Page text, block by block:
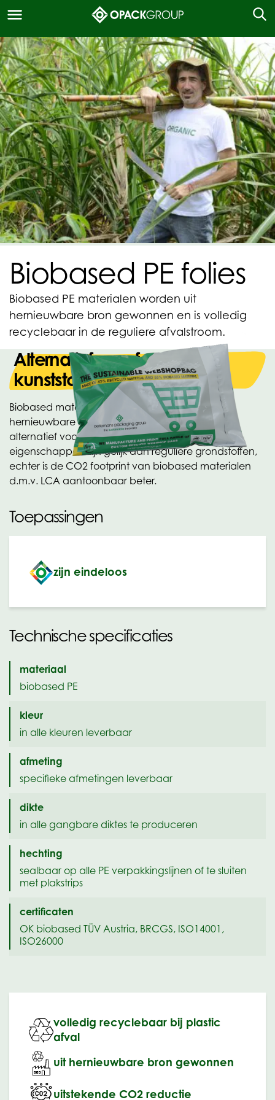
Biobased PE folies
Biobased PE materialen worden uit
hernieuwbare bron gewonnen en is volledig
recyclebaar in de reguliere afvalstroom.
Alternatief voor fossiele
kunststof materialen
Biobased materialen worden geproduceerd uit
hernieuwbare bronnen en zijn een uitstekend
alternatief voor fossiele kunststof materialen. De
eigenschappen zijn gelijk aan reguliere grondstoffen,
echter is de CO2 footprint van biobased materialen
d.m.v. LCA aantoonbaar beter.
Toepassingen
zijn eindeloos
Technische specificaties
materiaal
biobased PE
kleur
in alle kleuren leverbaar
afmeting
specifieke afmetingen leverbaar
dikte
in alle gangbare diktes te produceren
hechting
sealbaar op alle PE verpakkingslijnen of te sluiten
met plakstrips
certificaten
OK biobased TÜV Austria, BRCGS, ISO14001,
ISO26000
volledig recyclebaar bij plastic
afval
uit hernieuwbare bron gewonnen
uitstekende CO2 reductie